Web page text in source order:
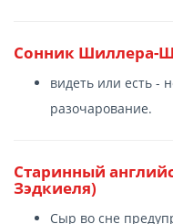
Сонник Шиллера-
видеть или есть -
разочарование.
Старинный
Зэдкиеля)
Сыр во сне